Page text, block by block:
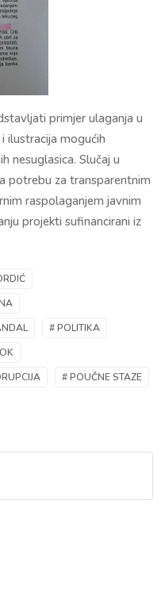
primjer ulaganja u
ilustracija mogućih
nesuglasica. Slučaj u
potrebu za transparentnim
raspolaganjem javnim
projekti sufinancirani iz
# POLITIKA
# POUČNE STAZE